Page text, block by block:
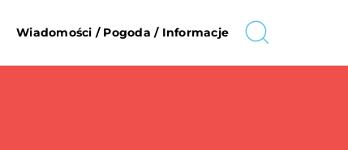
Wiadomości / Pogoda / Informacje